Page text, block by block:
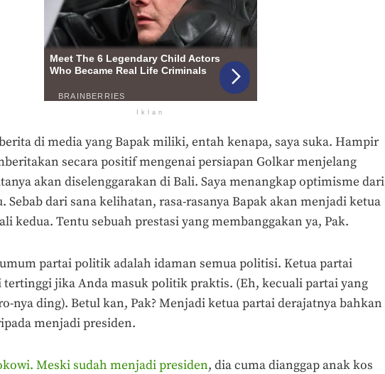
Iklan
di media yang Bapak miliki, entah kenapa, saya suka. Hampir
secara positif mengenai persiapan Golkar menjelang
akan diselenggarakan di Bali. Saya menangkap optimisme dari
Sebab dari sana kelihatan, rasa-rasanya Bapak akan menjadi ketua
kedua. Tentu sebuah prestasi yang membanggakan ya, Pak.
partai politik adalah idaman semua politisi. Ketua partai
jika Anda masuk politik praktis. (Eh, kecuali partai yang
nya ding). Betul kan, Pak? Menjadi ketua partai derajatnya bahkan
menjadi presiden.
Meski sudah menjadi presiden, dia cuma dianggap anak kos